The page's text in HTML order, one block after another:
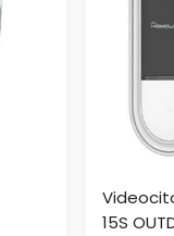
15S